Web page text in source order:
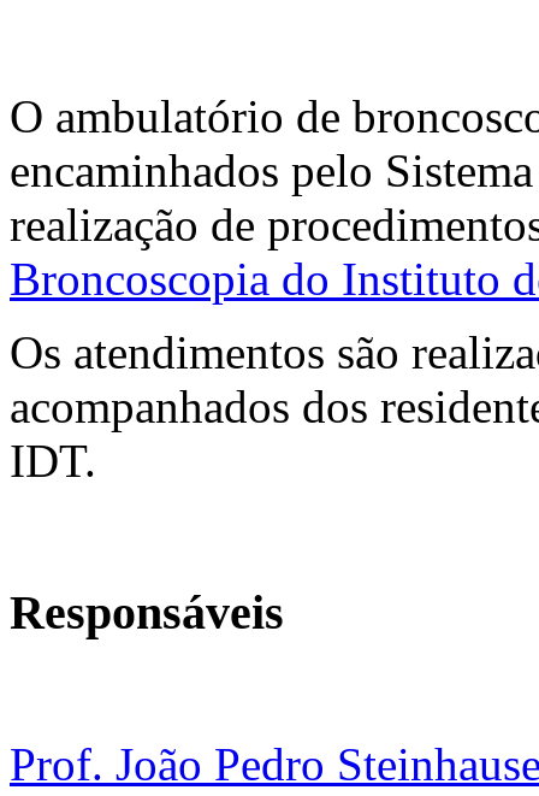
O ambulatório de
encaminhados pelo
realização de
Broncoscopia do Instituto
Os atendimentos são
acompanhados dos
IDT.
Responsáveis
Prof. João Pedro